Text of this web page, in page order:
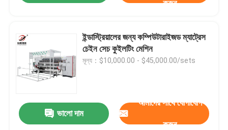
করুন
ইন্ডাস্ট্রিয়ালের জন্য কম্পিউটারাইজড ম্যাট্রেস
চেইন সেচ কুইলটিং মেশিন
মূল্য：$10,000.00 - $45,000.00/sets
ভালো দাম
আমাদের সাথে যোগাযোগ
করুন